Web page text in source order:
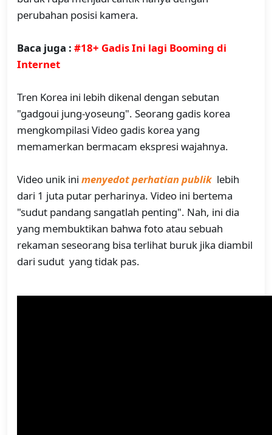
perubahan posisi kamera.
Baca juga : #18+ Gadis Ini lagi Booming di
Internet
Tren Korea ini lebih dikenal dengan sebutan
"gadgoui jung-yoseung". Seorang gadis korea
mengkompilasi Video gadis korea yang
memamerkan bermacam ekspresi wajahnya.
Video unik ini menyedot perhatian publik lebih
dari 1 juta putar perharinya. Video ini bertema
"sudut pandang sangatlah penting". Nah, ini dia
yang membuktikan bahwa foto atau sebuah
rekaman seseorang bisa terlihat buruk jika diambil
dari sudut yang tidak pas.